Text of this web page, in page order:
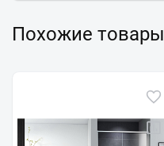
Похожие товары